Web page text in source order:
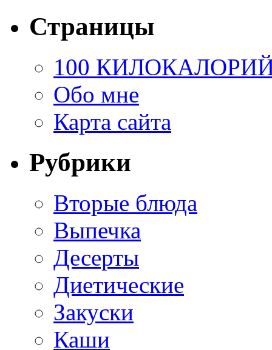
Страницы
100
Обо мне
Карта сайта
Рубрики
Вторые блюда
Выпечка
Десерты
Диетические
Закуски
Каши